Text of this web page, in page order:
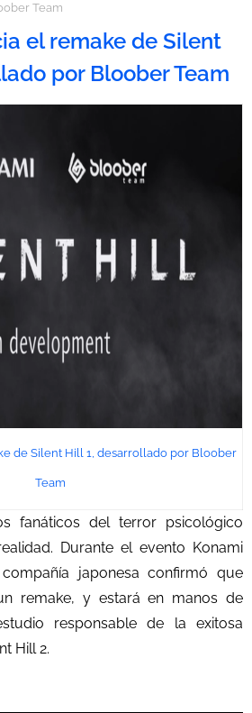
Team
el remake de Silent
por Bloober Team
de Silent Hill 1, desarrollado por Bloober
Team
fanáticos del terror psicológico
Durante el evento Konami
japonesa confirmó que
remake, y estará en manos de
responsable de la exitosa
Hill 2.